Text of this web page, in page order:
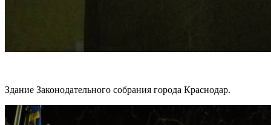
Здание Законодательного собрания города Краснодар.